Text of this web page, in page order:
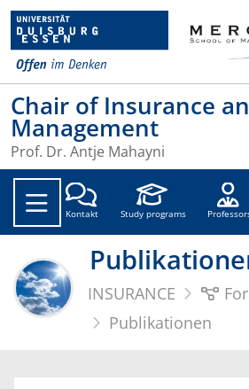
Chair of Insurance
Management
Prof. Dr. Antje Mahayni
Kontakt Study programs
INSURANCE
Publikationen